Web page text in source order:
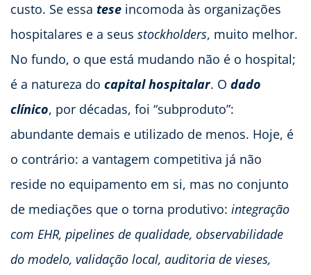
custo. Se essa tese incomoda às organizações
hospitalares e a seus stockholders, muito melhor.
No fundo, o que está mudando não é o hospital;
é a natureza do capital hospitalar. O dado
clínico, por décadas, foi “subproduto”:
abundante demais e utilizado de menos. Hoje, é
o contrário: a vantagem competitiva já não
reside no equipamento em si, mas no conjunto
de mediações que o torna produtivo: integração
com EHR, pipelines de qualidade, observabilidade
do modelo, validação local, auditoria de vieses,